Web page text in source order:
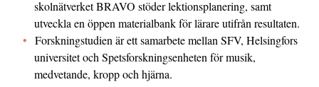
skolnätverket BRAVO stöder lektionsplanering, samt
utveckla en öppen materialbank för lärare utifrån resultaten.
Forskningstudien är ett samarbete mellan SFV, Helsingfors
universitet och Spetsforskningsenheten för musik,
medvetande, kropp och hjärna.